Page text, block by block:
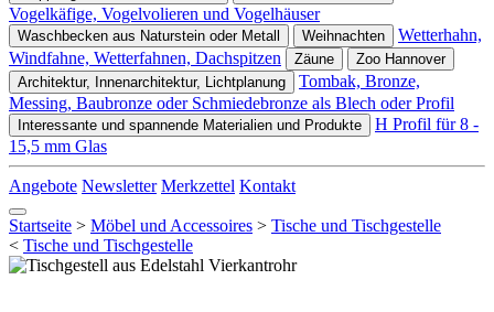
Vogelkäfige, Vogelvolieren und Vogelhäuser
Waschbecken aus Naturstein oder Metall Weihnachten
Wetterhahn,
Windfahne, Wetterfahnen, Dachspitzen
Zäune
Zoo Hannover
Architektur, Innenarchitektur, Lichtplanung
Tombak, Bronze,
Messing, Baubronze oder Schmiedebronze als Blech oder Profil
Interessante und spannende Materialien und Produkte
H Profil für 8 -
15,5 mm Glas
Angebote Newsletter Merkzettel Kontakt
Startseite > Möbel und Accessoires > Tische und Tischgestelle
< Tische und Tischgestelle